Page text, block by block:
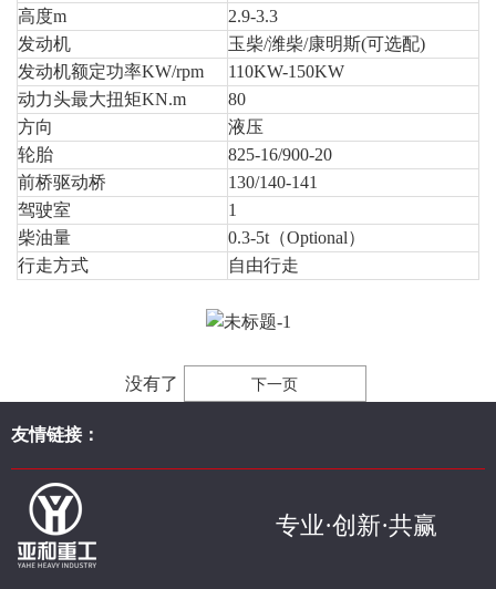
高度m
2.9-3.3
发动机
玉柴/潍柴/康明斯(可选配)
发动机额定功率KW/rpm
110KW-150KW
动力头最大扭矩KN.m
80
方向
液压
轮胎
825-16/900-20
前桥驱动桥
130/140-141
驾驶室
1
柴油量
0.3-5t（Optional）
行走方式
自由行走
没有了 下一页
友情链接：
专业·创新·共赢